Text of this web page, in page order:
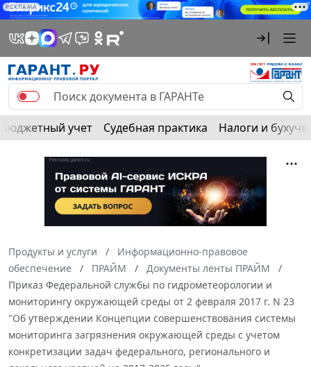
РЕКЛАМА
Бюджетный учет Судебная практика Налоги и
Продукты и услуги
Информационно-правовое
обеспечение
ПРАЙМ
Документы ленты ПРАЙМ
Приказ Федеральной службы по гидрометеорологии и
мониторингу окружающей среды от 2 февраля 2017 г. N 23
"Об утверждении Концепции совершенствования системы
мониторинга загрязнения окружающей среды с учетом
конкретизации задач федерального, регионального и